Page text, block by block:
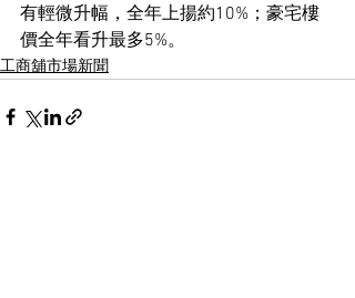
有輕微升幅，全年上揚約10%；豪宅樓
價全年看升最多5%。
工商舖市場新聞